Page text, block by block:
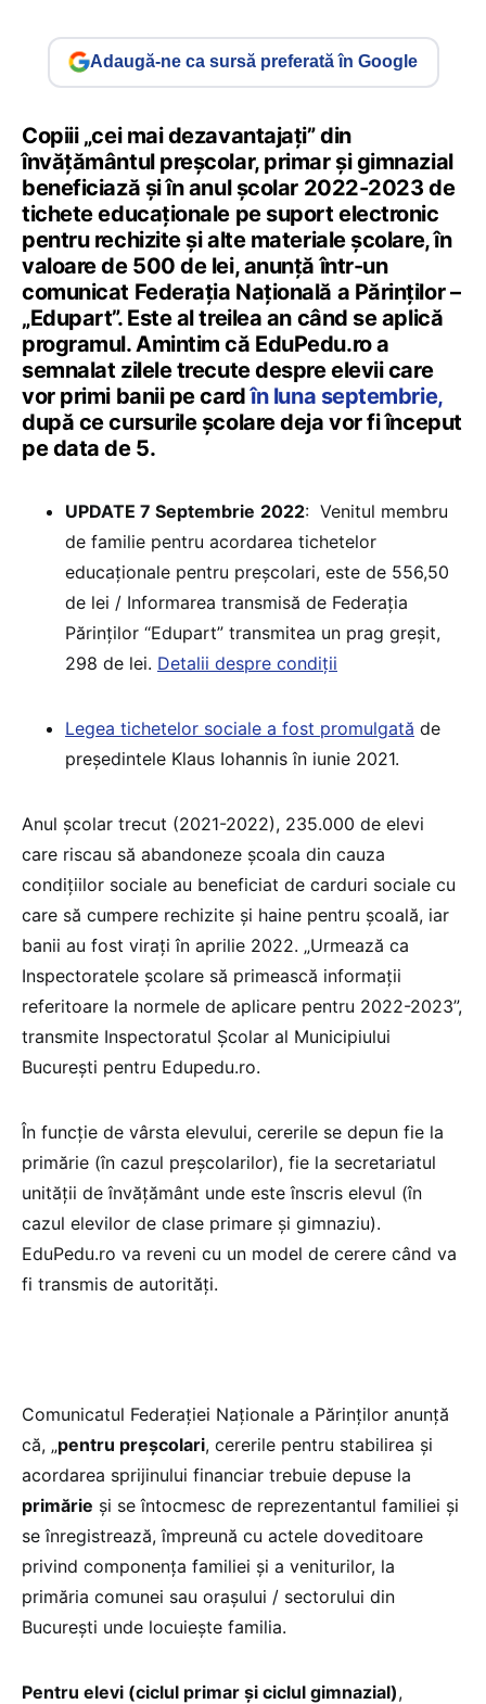
Adaugă-ne ca sursă preferată în Google
Copiii „cei mai dezavantajați” din
învățământul preșcolar, primar și gimnazial
beneficiază și în anul școlar 2022-2023 de
tichete educaționale pe suport electronic
pentru rechizite și alte materiale școlare, în
valoare de 500 de lei, anunță într-un
comunicat Federația Națională a Părinților –
„Edupart”. Este al treilea an când se aplică
programul. Amintim că EduPedu.ro a
semnalat zilele trecute despre elevii care
vor primi banii pe cardîn luna septembrie,
după ce cursurile școlare deja vor fi început
pe data de 5.
UPDATE 7 Septembrie 2022: Venitul membru
de familie pentru acordarea tichetelor
educaționale pentru preșcolari, este de 556,50
de lei / Informarea transmisă de Federația
Părinților “Edupart” transmitea un prag greșit,
298 de lei. Detalii despre condiții
Legea tichetelor sociale a fost promulgată de
președintele Klaus Iohannis în iunie 2021.
Anul școlar trecut (2021-2022), 235.000 de elevi
care riscau să abandoneze școala din cauza
condițiilor sociale au beneficiat de carduri sociale cu
care să cumpere rechizite și haine pentru școală, iar
banii au fost virați în aprilie 2022. „Urmează ca
Inspectoratele școlare să primească informații
referitoare la normele de aplicare pentru 2022-2023”,
transmite Inspectoratul Școlar al Municipiului
București pentru Edupedu.ro.
În funcție de vârsta elevului, cererile se depun fie la
primărie (în cazul preșcolarilor), fie la secretariatul
unității de învățământ unde este înscris elevul (în
cazul elevilor de clase primare și gimnaziu).
EduPedu.ro va reveni cu un model de cerere când va
fi transmis de autorități.
Comunicatul Federației Naționale a Părinților anunță
că, „pentru preșcolari, cererile pentru stabilirea și
acordarea sprijinului financiar trebuie depuse la
primărie și se întocmesc de reprezentantul familiei și
se înregistrează, împreună cu actele doveditoare
privind componența familiei și a veniturilor, la
primăria comunei sau orașului / sectorului din
București unde locuiește familia.
Pentru elevi (ciclul primar și ciclul gimnazial),